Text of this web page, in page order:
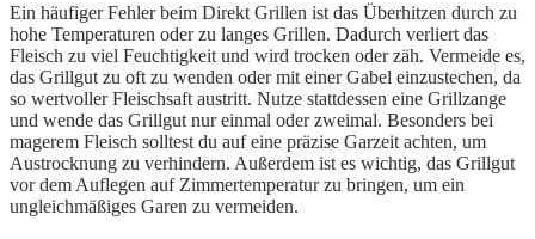
Ein häufiger Fehler beim Direkt Grillen ist das Überhitzen durch zu
hohe Temperaturen oder zu langes Grillen. Dadurch verliert das
Fleisch zu viel Feuchtigkeit und wird trocken oder zäh. Vermeide es,
das Grillgut zu oft zu wenden oder mit einer Gabel einzustechen, da
so wertvoller Fleischsaft austritt. Nutze stattdessen eine Grillzange
und wende das Grillgut nur einmal oder zweimal. Besonders bei
magerem Fleisch solltest du auf eine präzise Garzeit achten, um
Austrocknung zu verhindern. Außerdem ist es wichtig, das Grillgut
vor dem Auflegen auf Zimmertemperatur zu bringen, um ein
ungleichmäßiges Garen zu vermeiden.